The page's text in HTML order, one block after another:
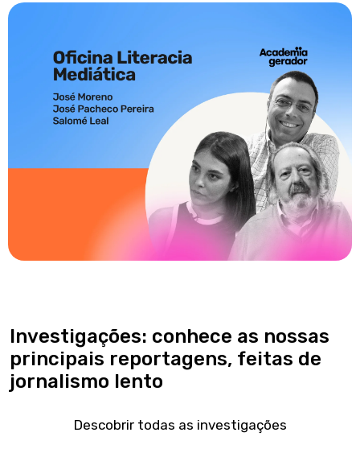
Investigações: conhece as nossas
principais reportagens, feitas de
jornalismo lento
Descobrir todas as investigações